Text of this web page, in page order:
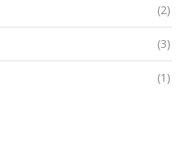
(2)
(3)
(1)